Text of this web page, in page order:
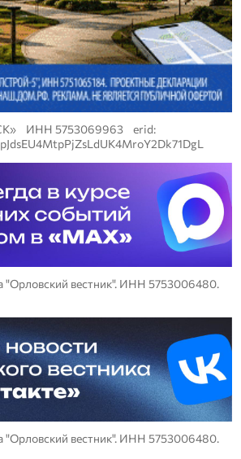
ИНН 5753069963 erid:
"Орловский вестник". ИНН 5753006480.
"Орловский вестник". ИНН 5753006480.